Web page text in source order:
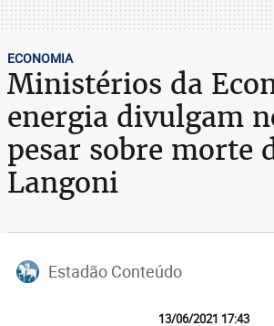
ECONOMIA
Ministérios da
energia divulgam
pesar sobre morte
Langoni
Estadão Conteúdo
13/06/2021 17:43